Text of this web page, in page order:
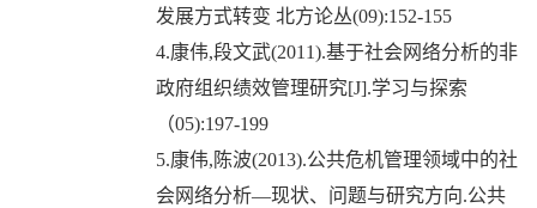
发展方式转变 北方论丛(09):152-155
4.康伟,段文武(2011).基于社会网络分析的非
政府组织绩效管理研究[J].学习与探索
（05):197-199
5.康伟,陈波(2013).公共危机管理领域中的社
会网络分析—现状、问题与研究方向.公共